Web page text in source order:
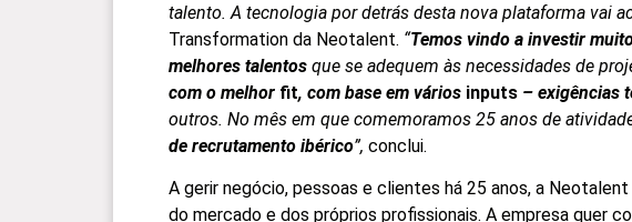
talento. A tecnologia por detrás desta nova plataforma vai
Transformation da Neotalent. “Temos vindo a investir
melhores talentos que se adequem às necessidades de
com o melhor fit, com base em vários inputs – exigências
outros. No mês em que comemoramos 25 anos de
de recrutamento ibérico”, conclui.
A gerir negócio, pessoas e clientes há 25 anos, a
do mercado e dos próprios profissionais. A empresa quer